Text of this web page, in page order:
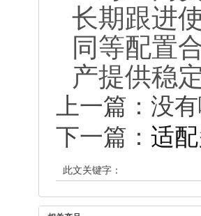
长期跟进
同等配置
产提供稳
上一篇：没
下一篇： 适
此文关键字：